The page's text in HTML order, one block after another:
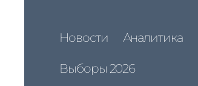
Новости Аналитика
Выборы 2026